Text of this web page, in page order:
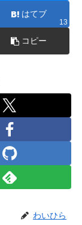
はてブ
13
コピー
わいひら